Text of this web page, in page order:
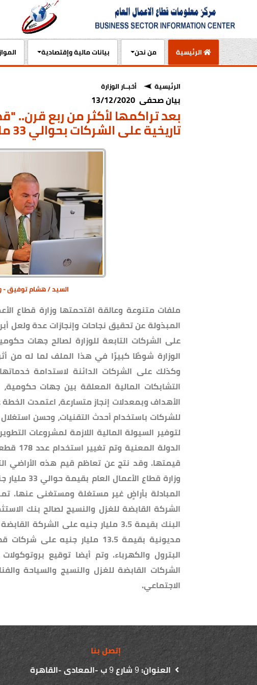
الرئيسية
(current) من نحن بيانات مالية وإقتصادية
الرئيسية أخبــار الوزارة
بيان صحفى 13/12/2020
بعد تراكمها لأكثر من ربع قرن..
تاريخية على الشركات بحوالي 33 مليار جنيه
السيد / هشام توفيق -
ملفات متنوعة وعالقة اقتحمتها وزارة قطاع
المبذولة عن تحقيق نجاحات وإنجازات عدة ولعل
على الشركات التابعة للوزارة لصالح جهات
الوزارة شوطًا كبيرًا في هذا الملف لما له من
وكذلك على الشركات الدائنة لاستدامة
التشابكات المالية المعلقة بين جهات
الأهداف وبمعدلات إنجاز متسارعة، اعتمدت
للشركات باستخدام أحدث التقنيات، وحسن
لتوفير السيولة المالية اللازمة لمشروعات
قيمتها. وقد نتج عن تعاظم قيم هذه الأراضي
وزارة
الشركة القابضة للغزل والنسيج لصالح بنك
البنك بقيمة 3.5 مليار جنيه على
مديونية بقيمة 13.5 مليار جنيه
الشركات القابضة للغزل والنسيج والسياحة
الاجتماعي.
إتصل بنا
العنوان:9شارع9ب -المعادى -القاهرة